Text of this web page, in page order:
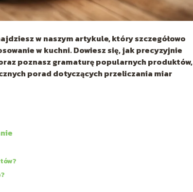
w naszym artykule, który szczegółowo
w kuchni. Dowiesz się, jak precyzyjnie
poznasz gramaturę popularnych produktów,
porad dotyczących przeliczania miar